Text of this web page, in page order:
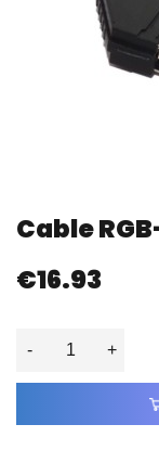
Cable
€16.93
- +